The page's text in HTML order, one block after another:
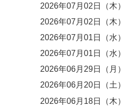
2026年07月02日（木）
2026年07月02日（木）
2026年07月01日（水）
2026年07月01日（水）
2026年06月29日（月）
2026年06月20日（土）
2026年06月18日（木）